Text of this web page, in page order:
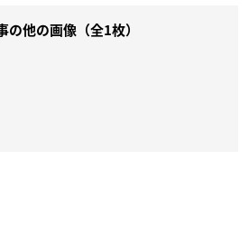
の他の画像（全1枚）